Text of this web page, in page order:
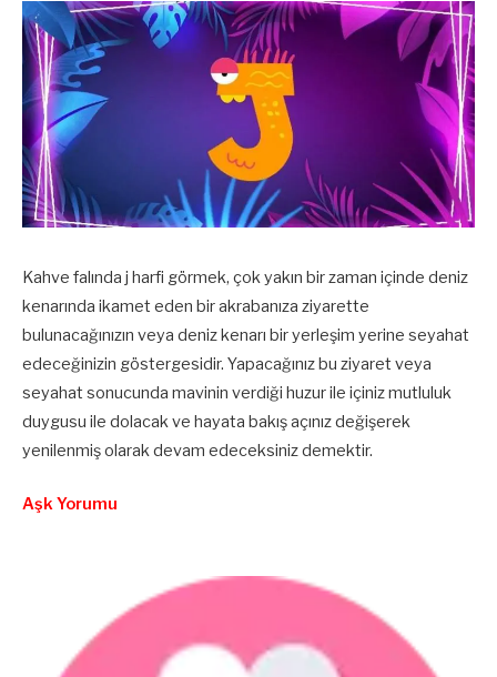
Kahve falında j harfi görmek, çok yakın bir zaman içinde deniz
kenarında ikamet eden bir akrabanıza ziyarette
bulunacağınızın veya deniz kenarı bir yerleşim yerine seyahat
edeceğinizin göstergesidir. Yapacağınız bu ziyaret veya
seyahat sonucunda mavinin verdiği huzur ile içiniz mutluluk
duygusu ile dolacak ve hayata bakış açınız değişerek
yenilenmiş olarak devam edeceksiniz demektir.
Aşk Yorumu